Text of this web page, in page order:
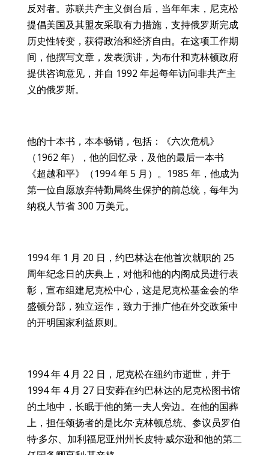
反对者。苏联共产主义倒台后，当年年末，尼克松
提倡美国及其盟友采取有力措施，支持俄罗斯完成
历史性转变，获得政治和经济自由。在这项工作期
间，他撰写文章，发表演讲，为布什和克林顿政府
提供咨询意见，并自 1992 年起每年访问非共产主
义的俄罗斯。
他的十本书，本本畅销，包括：《六次危机》
（1962 年），他的回忆录，及他的最后一本书
《超越和平》（1994 年 5 月）。1985 年，他成为
第一位自愿放弃特勤局终生保护的前总统，每年为
纳税人节省 300 万美元。
1994 年 1 月 20 日，约巴林达在他首次就职的 25
周年纪念日的庆典上，对他和他的内阁成员进行表
彰，宣布组建尼克松中心，这是尼克松基金会的华
盛顿分部，独立运作，致力于推广他在外交政策中
的开明国家利益原则。
1994 年 4 月 22 日，尼克松在纽约市逝世，并于
1994 年 4 月 27 日安葬在约巴林达的尼克松图书馆
的土地中，长眠于他的第一夫人旁边。在他的国葬
上，担任颂扬者的是比尔·克林顿总统、参议员罗伯
特·多尔、加利福尼亚州州长皮特·威尔逊和他的第二